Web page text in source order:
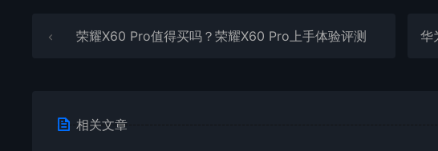
荣耀X60 Pro值得买吗？荣耀X60 Pro上手体验评测
相关文章